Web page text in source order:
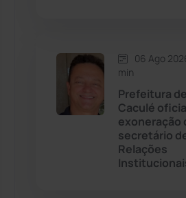
Caturama
Chapada Diamantina
06 Ago
min
Prefeitura de
Caculé
exoneração
secretário
Relações